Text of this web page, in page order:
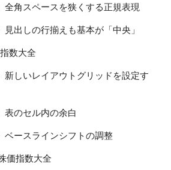
全角スペースを狭くする正規表現
出しの行揃えも基本が「中央」
数大全
新しいレイアウトグリッドを設定す
表のセル内の余白
ベースラインシフトの調整
価指数大全